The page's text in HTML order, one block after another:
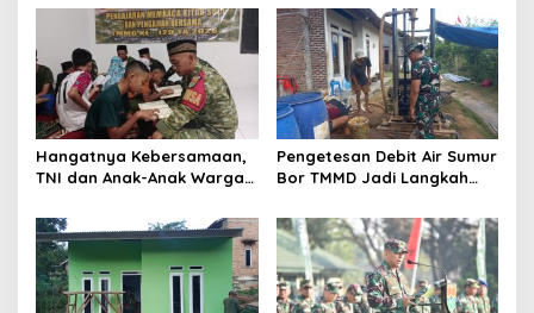
Bukit Pinang Jaya
dan Banjir
Hangatnya Kebersamaan,
TNI dan Anak-Anak Warga
Pengetesan Debit Air Sumur
Bor TMMD Jadi Langkah
Ketersediaan Air Bersih
bagi Warga